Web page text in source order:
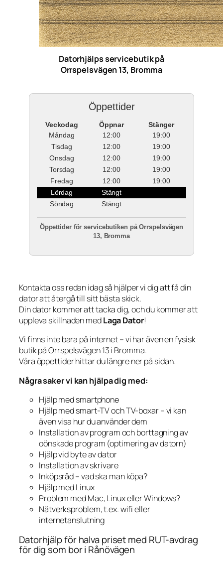
Datorhjälps servicebutik på
Orrspelsvägen 13, Bromma
Öppettider
Veckodag Öppnar
Stänger
Måndag
12:00
19:00
Tisdag
12:00
19:00
Onsdag
12:00
19:00
Torsdag
12:00
19:00
Fredag
12:00
19:00
Lördag
Stängt
Söndag
Stängt
Öppettider för servicebutiken på Orrspelsvägen
13, Bromma
Kontakta oss redan idag så hjälper vi dig att få din
dator att återgå till sitt bästa skick.
Din dator kommer att tacka dig, och du kommer att
uppleva skillnaden medLaga Dator!
Vi finns inte bara på internet – vi har även en fysisk
butik på Orrspelsvägen 13 i Bromma.
Våra öppettider hittar du längre ner på sidan.
Några saker vi kan hjälpa dig med:
Hjälp med smartphone
Hjälp med smart-TV och TV-boxar – vi kan
även visa hur du använder dem
Installation av program och borttagning av
oönskade program (optimering av datorn)
Hjälp vid byte av dator
Installation av skrivare
Inköpsråd – vad ska man köpa?
Hjälp med Linux
Problem med Mac, Linux eller Windows?
Nätverksproblem, t.ex. wifi eller
internetanslutning
Datorhjälp för halva priset med RUT-avdrag
för dig som bor i Rånövägen